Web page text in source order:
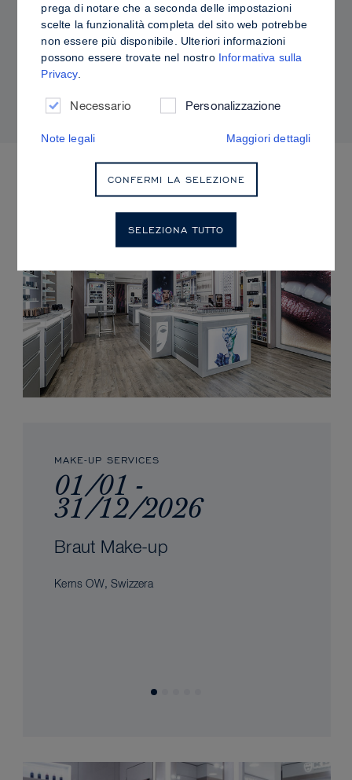
PRO TIPS
Contouring in crema o in polvere: differenze,
vantaggi e come scegliere i prodotti più
MAKE-UP SERVICES
01/01 -
31/12/2026
Braut Make-up
Kerns OW, Swizzera
prega di notare che a seconda delle impostazioni
scelte la funzionalità completa del sito web potrebbe
non essere più disponibile. Ulteriori informazioni
possono essere trovate nel nostro Informativa sulla
Privacy.
Necessario Personalizzazione
Note legali Maggiori dettagli
CONFERMI LA SELEZIONE
SELEZIONA TUTTO